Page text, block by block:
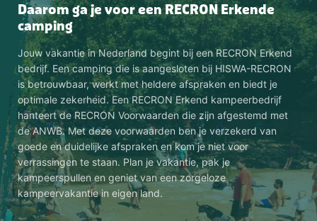
Daarom ga je voor een RECRON Erkende
camping
Jouw vakantie in Nederland begint bij een RECRON Erkend
bedrijf. Een camping die is aangesloten bij HISWA-RECRON
is betrouwbaar, werkt met heldere afspraken en biedt je
optimale zekerheid. Een RECRON Erkend kampeerbedrijf
hanteert de RECRON Voorwaarden die zijn afgestemd met
de ANWB. Met deze voorwaarden ben je verzekerd van
goede en duidelijke afspraken en kom je niet voor
verrassingen te staan. Plan je vakantie, pak je
kampeerspullen en geniet van een zorgeloze
kampeervakantie in eigen land.